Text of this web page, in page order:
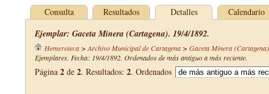
Consulta Resultados Detalles Calendario
Ejemplar: Gaceta Minera (Cartagena). 19/4/1892.
Hemeroteca> Archivo Municipal de Cartagena> Gaceta Minera (Cartagena)
Ejemplares. Fecha: 19/4/1892. Ordenados de más antiguo a más reciente.
Página 2 de 2. Resultados: 2. Ordenados